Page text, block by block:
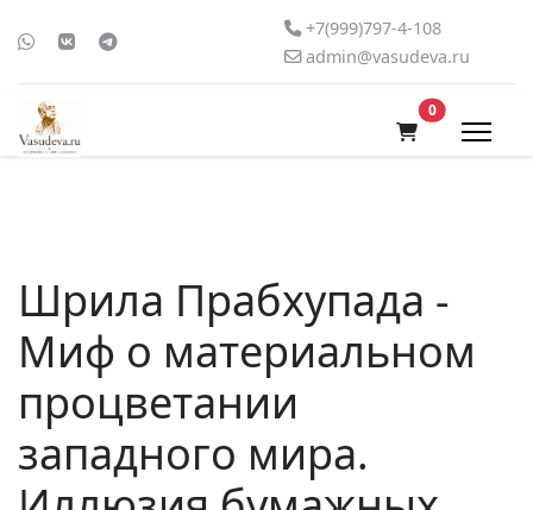
+7(999)797-4-108
admin@vasudeva.ru
0В корзину
Шрила Прабхупада -
Миф о материальном
процветании
западного мира.